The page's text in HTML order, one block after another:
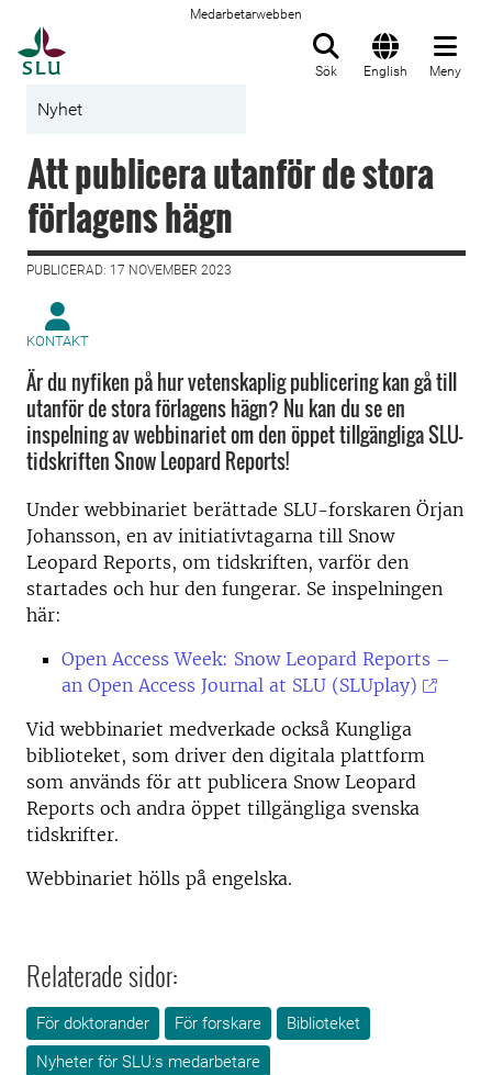
Medarbetarwebben
Sök English Meny
Nyhet
Att publicera utanför de stora
förlagens hägn
PUBLICERAD: 17 NOVEMBER 2023
KONTAKT
Är du nyfiken på hur vetenskaplig publicering kan gå till
utanför de stora förlagens hägn? Nu kan du se en
inspelning av webbinariet om den öppet tillgängliga SLU-
tidskriften Snow Leopard Reports!
Under webbinariet berättade SLU-forskaren Örjan
Johansson, en av initiativtagarna till Snow
Leopard Reports, om tidskriften, varför den
startades och hur den fungerar. Se inspelningen
här:
Open Access Week: Snow Leopard Reports –
an Open Access Journal at SLU (SLUplay)
Vid webbinariet medverkade också Kungliga
biblioteket, som driver den digitala plattform
som används för att publicera Snow Leopard
Reports och andra öppet tillgängliga svenska
tidskrifter.
Webbinariet hölls på engelska.
Relaterade sidor:
För doktorander För forskare
Biblioteket
Nyheter för SLU:s medarbetare